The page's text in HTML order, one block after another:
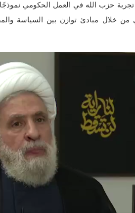
حزب الله في العمل الحكومي
خلال مبادئ توازن بين السياسة